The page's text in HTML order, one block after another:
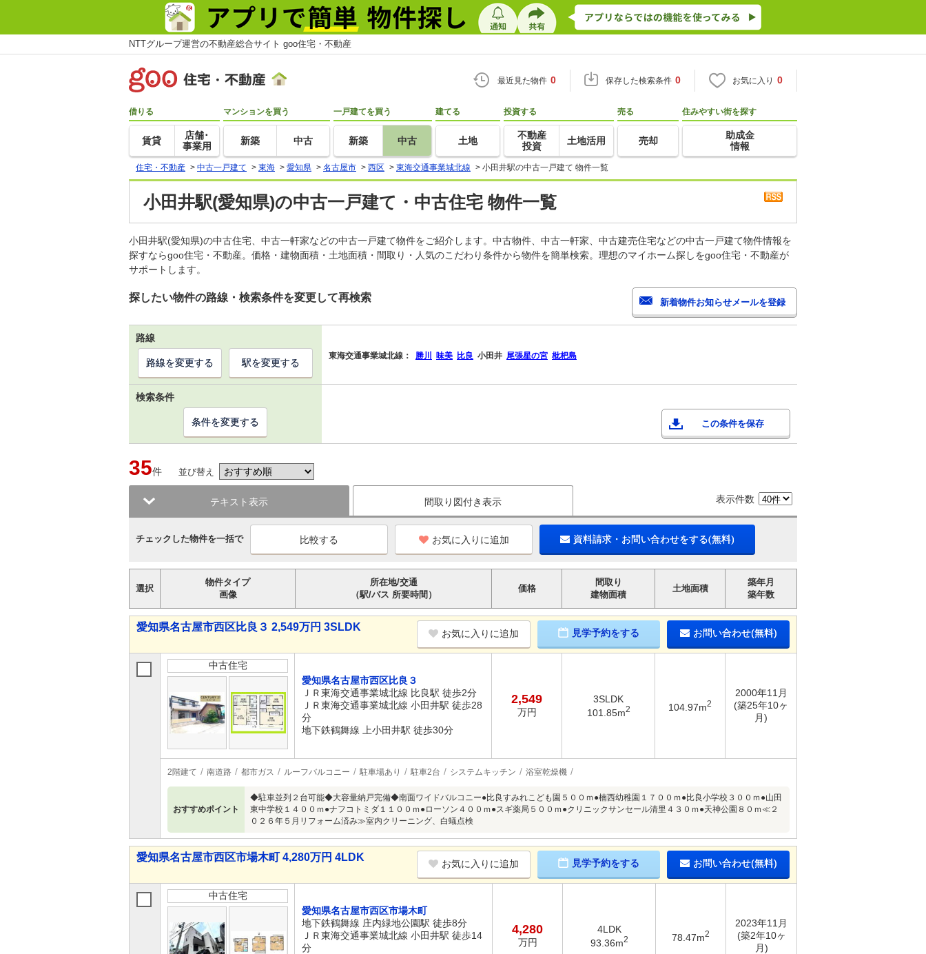
NTTグループ運営の不動産総合サイト goo住宅・不動産
最近見た物件 0 保存した検索条件 0 お気に入り 0
借りる
賃貸
店舗･
事業用
マンションを買う
新築 中古
一戸建てを買う
新築 中古
建てる
土地
投資する
不動産
投資
土地活用
売る
売却
住みやすい街を探す
助成金
情報
住宅・不動産 > 中古一戸建て > 東海 > 愛知県 > 名古屋市 > 西区 > 東海交通事業城北線 > 小田井駅の中古一戸建て 物件一覧
小田井駅(愛知県)の中古一戸建て・中古住宅 物件一覧
小田井駅(愛知県)の中古住宅、中古一軒家などの中古一戸建て物件をご紹介します。中古物件、中古一軒家、中古建売住宅などの中古一戸建て物件情報を
探すならgoo住宅・不動産。価格・建物面積・土地面積・間取り・人気のこだわり条件から物件を簡単検索。理想のマイホーム探しをgoo住宅・不動産が
サポートします。
探したい物件の路線・検索条件を変更して再検索
路線
東海交通事業城北線： 勝川 味美 比良 小田井 尾張星の宮 枇杷島
路線を変更する 駅を変更する
検索条件
この条件を保存
条件を変更する
35件 並び替え
テキスト表示 間取り図付き表示 表示件数
チェックした物件を一括で お気に入りに追加 資料請求・お問い合わせをする(無料)
選択
物件タイプ
画像
所在地/交通
（駅/バス 所要時間）
価格
間取り
建物面積
土地面積
築年月
築年数
愛知県名古屋市西区比良３ 2,549万円 3SLDK
お気に入りに追加 見学予約をする お問い合わせ(無料)
中古住宅
愛知県名古屋市西区比良３
ＪＲ東海交通事業城北線 比良駅 徒歩2分
ＪＲ東海交通事業城北線 小田井駅 徒歩28
分
地下鉄鶴舞線 上小田井駅 徒歩30分
2,549
万円
3SLDK
101.85m2 104.97m2
2000年11月
(築25年10ヶ
月)
2階建て 南道路 都市ガス ルーフバルコニー 駐車場あり 駐車2台 システムキッチン 浴室乾燥機
おすすめポイント
◆駐車並列２台可能◆大容量納戸完備◆南面ワイドバルコニー●比良すみれこども園５００ｍ●楠西幼稚園１７００ｍ●比良小学校３００ｍ●山田
東中学校１４００ｍ●ナフコトミダ１１００ｍ●ローソン４００ｍ●スギ薬局５００ｍ●クリニックサンセール清里４３０ｍ●天神公園８０ｍ≪２
０２６年５月リフォーム済み≫室内クリーニング、白蟻点検
愛知県名古屋市西区市場木町 4,280万円 4LDK
お気に入りに追加 見学予約をする お問い合わせ(無料)
中古住宅
愛知県名古屋市西区市場木町
地下鉄鶴舞線 庄内緑地公園駅 徒歩8分
ＪＲ東海交通事業城北線 小田井駅 徒歩14
分
4,280
万円
4LDK
93.36m2 78.47m2
2023年11月
(築2年10ヶ
月)